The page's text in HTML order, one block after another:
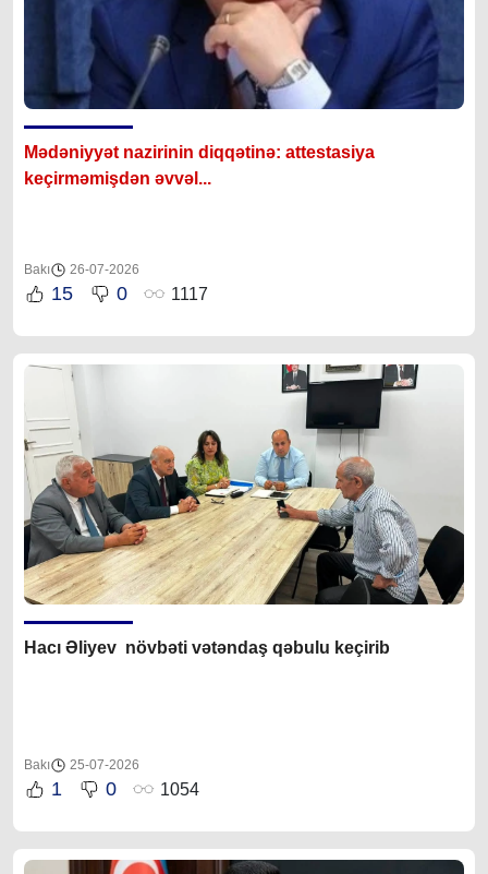
Mədəniyyət nazirinin diqqətinə: attestasiya
keçirməmişdən əvvəl...
Bakı 26-07-2026
15 0 1117
Hacı Əliyev növbəti vətəndaş qəbulu keçirib
Bakı 25-07-2026
1 0 1054